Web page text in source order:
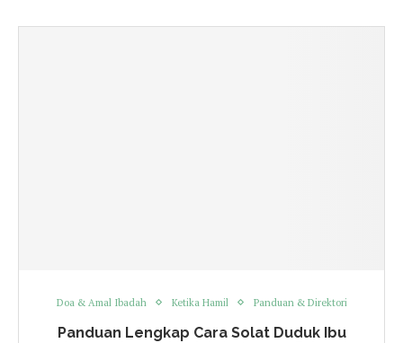
Doa & Amal Ibadah Ketika Hamil Panduan & Direktori
Panduan Lengkap Cara Solat Duduk Ibu